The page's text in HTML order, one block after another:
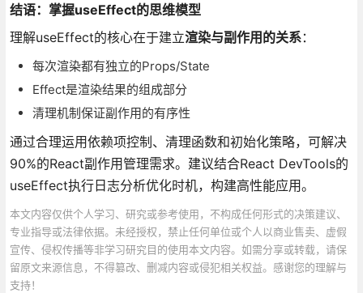
结语：掌握useEffect的思维模型
理解useEffect的核心在于建立渲染与副作用的关系：
每次渲染都有独立的Props/State
Effect是渲染结果的组成部分
清理机制保证副作用的有序性
通过合理运用依赖项控制、清理函数和初始化策略，可解决
90%的React副作用管理需求。建议结合React DevTools的
useEffect执行日志分析优化时机，构建高性能应用。
本文内容仅供个人学习、研究或参考使用，不构成任何形式的决策建议、
专业指导或法律依据。未经授权，禁止任何单位或个人以商业售卖、虚假
宣传、侵权传播等非学习研究目的使用本文内容。如需分享或转载，请保
留原文来源信息，不得篡改、删减内容或侵犯相关权益。感谢您的理解与
支持！